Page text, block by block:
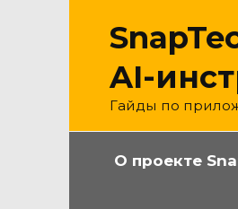
AI-
Гайды по
О проекте